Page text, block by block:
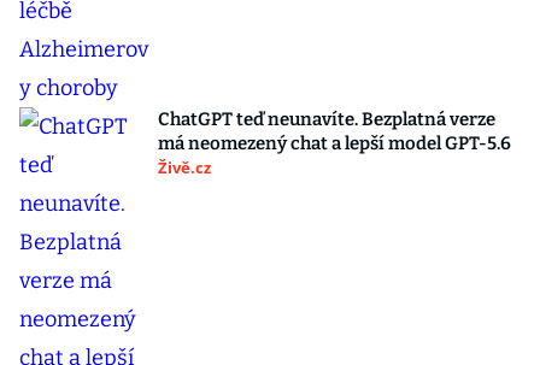
ChatGPT teď neunavíte. Bezplatná verze
má neomezený chat a lepší model GPT-5.6
Živě.cz